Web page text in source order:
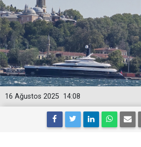
14:08
16 Ağustos 2025